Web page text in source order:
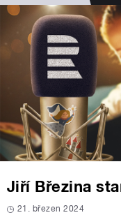
Jiří Březina
21. březen 2024